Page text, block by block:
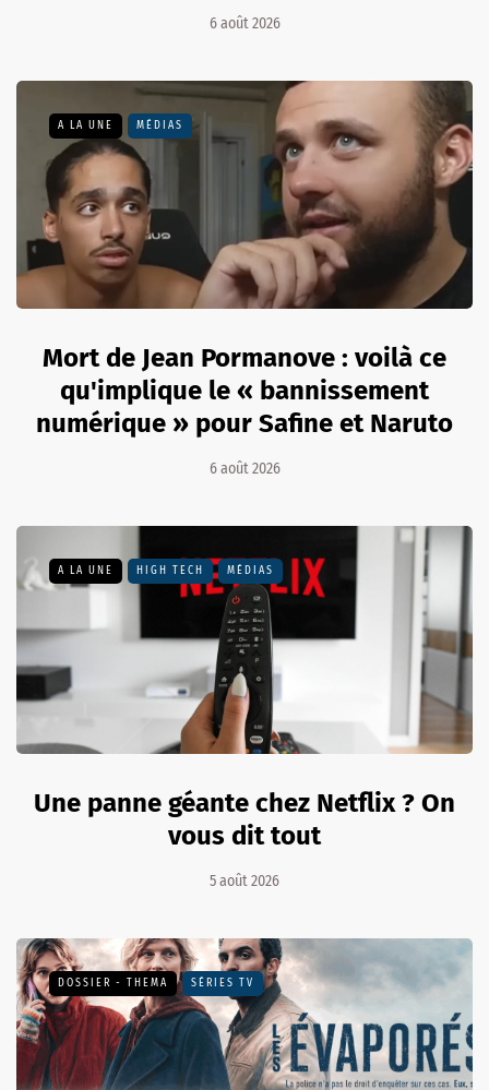
6 août 2026
A LA UNE MÉDIAS
Mort de Jean Pormanove : voilà ce
qu'implique le « bannissement
numérique » pour Safine et Naruto
6 août 2026
A LA UNE HIGH TECH MÉDIAS
Une panne géante chez Netflix ? On
vous dit tout
5 août 2026
DOSSIER - THEMA SÉRIES TV